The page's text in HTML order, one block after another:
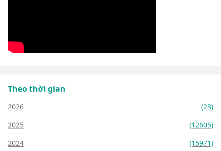
Theo thời gian
2026
(23)
2025
(12605)
2024
(15971)